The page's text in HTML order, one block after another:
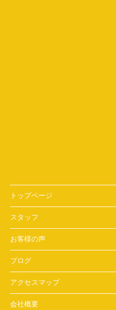
トップページ
スタッフ
お客様の声
ブログ
アクセスマップ
会社概要